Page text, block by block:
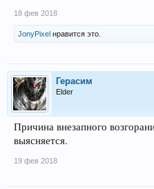
18 фев 2018
JonyPixel нравится это.
Герасим
Elder
Причина внезапного
выясняется.
19 фев 2018